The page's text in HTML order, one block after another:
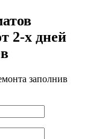
2-х дней
заполнив